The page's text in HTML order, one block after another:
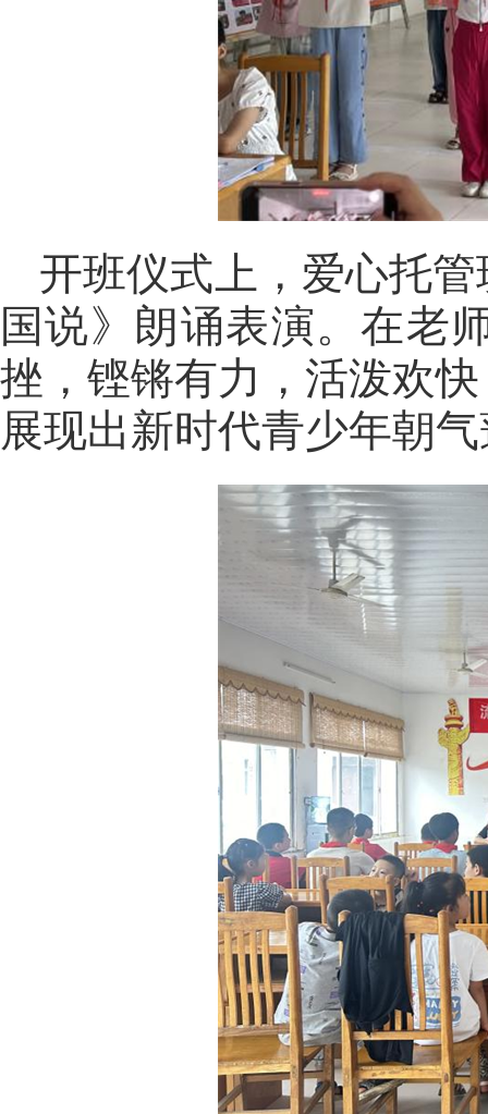
开班仪式上，爱心托
国说》朗诵表演。在老
挫，铿锵有力，活泼欢
展现出新时代青少年朝